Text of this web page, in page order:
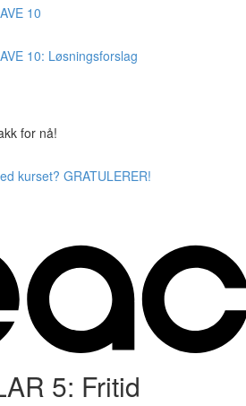
10
10: Løsningsforslag
for nå!
kurset? GRATULERER!
5: Fritid